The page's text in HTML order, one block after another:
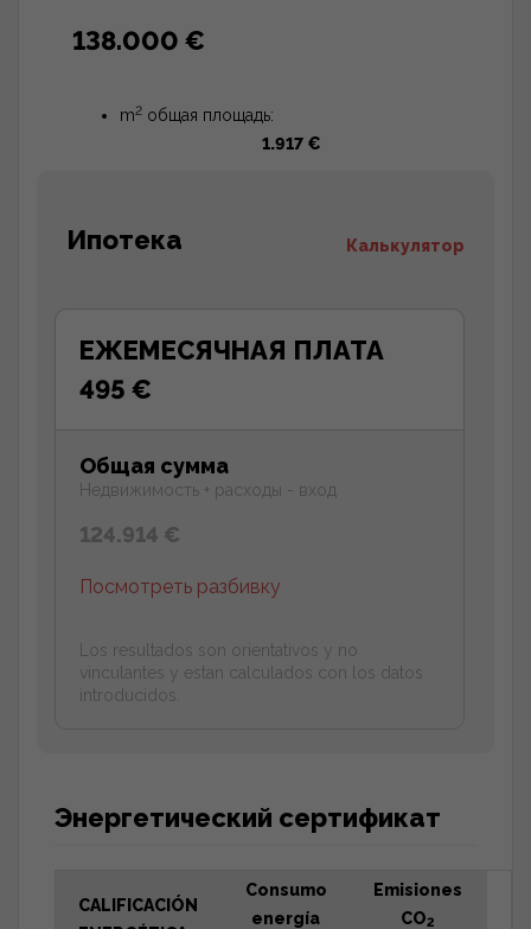
138.000 €
m2 общая площадь:
1.917 €
Ипотека Калькулятор
ЕЖЕМЕСЯЧНАЯ ПЛАТА
495 €
Общая сумма
Недвижимость + расходы - вход
124.914 €
Посмотреть разбивку
Los resultados son orientativos y no
vinculantes y estan calculados con los datos
introducidos.
Энергетический сертификат
CALIFICACIÓN
Consumo
energía
Emisiones
CO2